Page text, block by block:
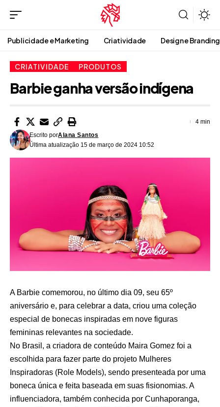
Publicidade e Marketing Criatividade Design e Branding
CRIATIVIDADE PRODUTOS
Barbie ganha versão indígena
Última atualização 15 de março de 2024 10:52
Escrito porAlana Santos
4 min
A Barbie comemorou, no último dia 09, seu 65º
aniversário e, para celebrar a data, criou uma coleção
especial de bonecas inspiradas em nove figuras
femininas relevantes na sociedade.
No Brasil, a criadora de conteúdo Maira Gomez foi a
escolhida para fazer parte do projeto Mulheres
Inspiradoras (Role Models), sendo presenteada por uma
boneca única e feita baseada em suas fisionomias. A
influenciadora, também conhecida por Cunhaporanga,